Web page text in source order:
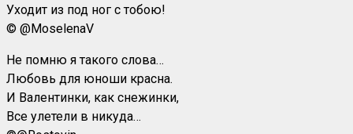
Уходит из под ног с тобою!
© @MoselenaV
Не помню я такого слова…
Любовь для юноши красна.
И Валентинки, как снежинки,
Все улетели в никуда…